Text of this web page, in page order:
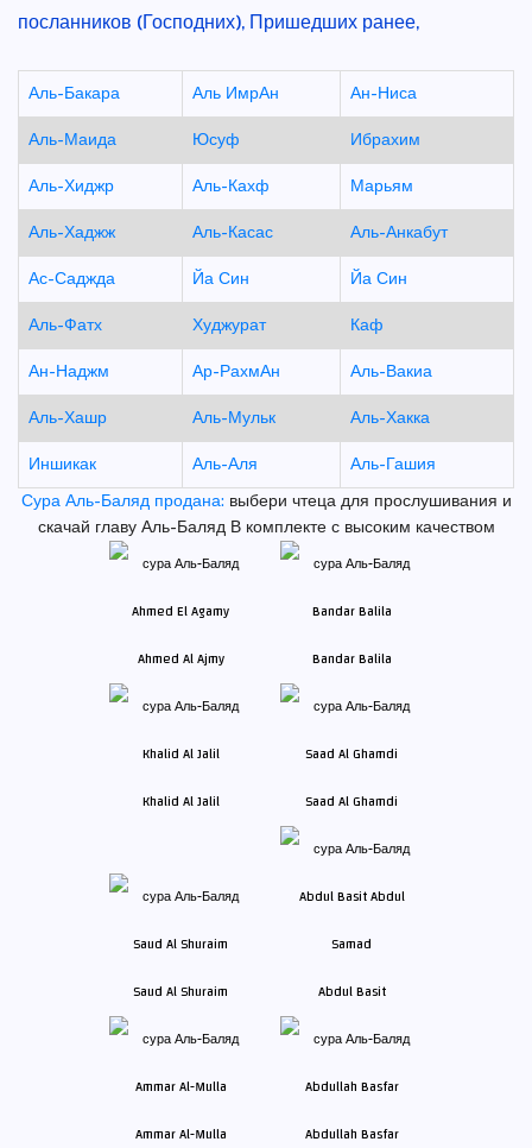
посланников (Господних), Пришедших ранее,
Аль-Бакара Аль ИмрАн
Ан-Ниса
Аль-Маида
Юсуф
Ибрахим
Аль-Хиджр
Аль-Кахф
Марьям
Аль-Хаджж
Аль-Касас
Аль-Анкабут
Ас-Саджда
Йа Син
Йа Син
Аль-Фатх
Худжурат
Каф
Ан-Наджм
Ар-РахмАн
Аль-Вакиа
Аль-Хашр
Аль-Мульк
Аль-Хакка
Иншикак
Аль-Аля
Аль-Гашия
Сура Аль-Баляд продана: выбери чтеца для прослушивания и
скачай главу Аль-Баляд В комплекте с высоким качеством
Ahmed Al Ajmy Bandar Balila
Khalid Al Jalil Saad Al Ghamdi
Saud Al Shuraim Abdul Basit
Ammar Al-Mulla Abdullah Basfar